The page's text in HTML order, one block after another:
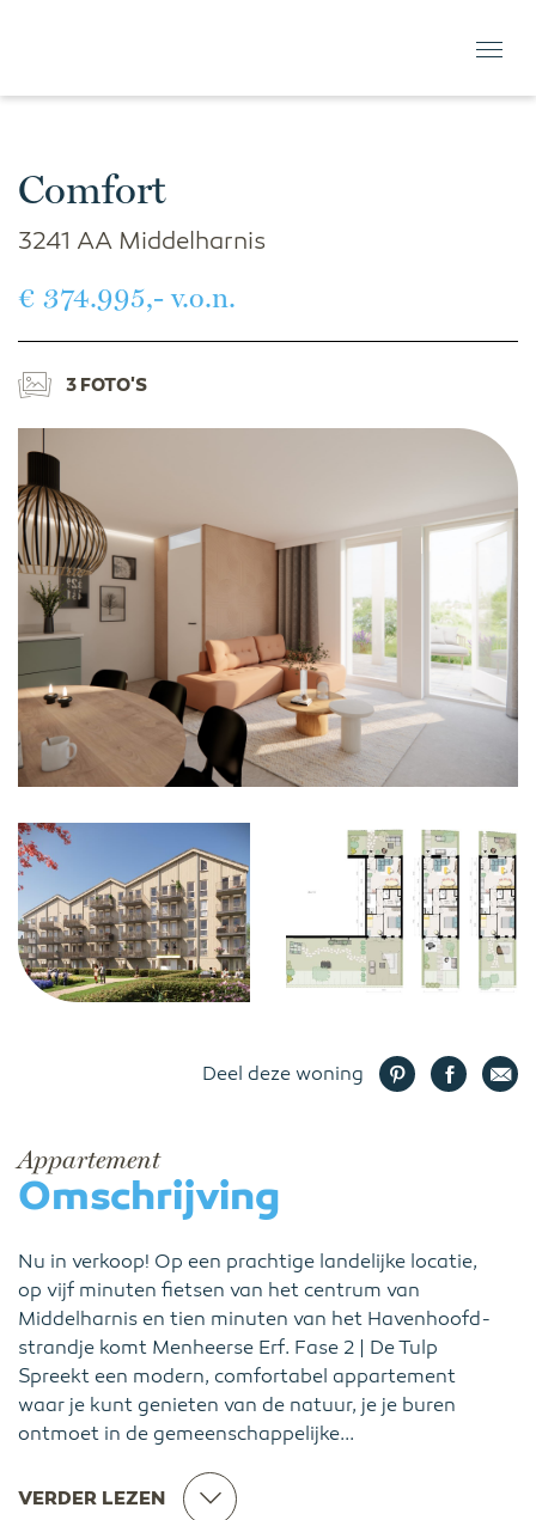
Comfort
3241 AA Middelharnis
€ 374.995,- v.o.n.
3 FOTO'S
Deel deze woning
Appartement
Omschrijving
Nu in verkoop! Op een prachtige landelijke locatie,
op vijf minuten fietsen van het centrum van
Middelharnis en tien minuten van het Havenhoofd-
strandje komt Menheerse Erf. Fase 2 | De Tulp
Spreekt een modern, comfortabel appartement
waar je kunt genieten van de natuur, je je buren
ontmoet in de gemeenschappelijke...
VERDER LEZEN